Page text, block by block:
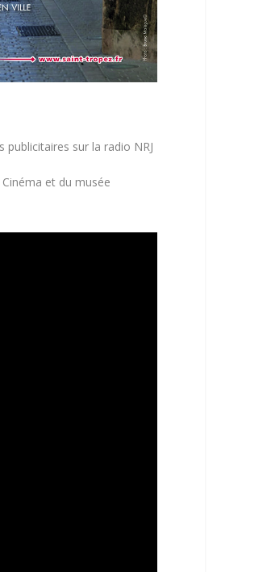
sur la radio NRJ
et du musée